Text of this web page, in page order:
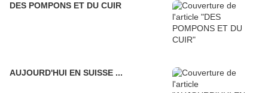
DES POMPONS ET DU CUIR
AUJOURD'HUI EN SUISSE ...